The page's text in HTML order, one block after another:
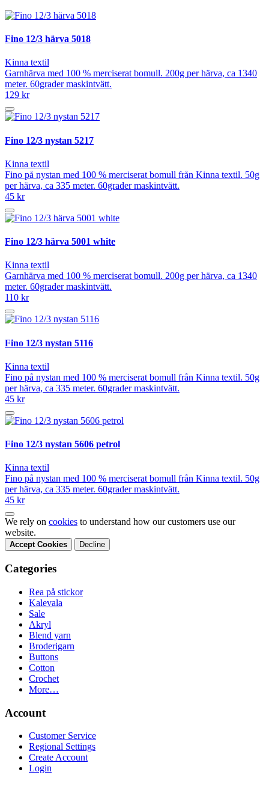
Fino 12/3 härva 5018
Kinna textil
Garnhärva med 100 % merciserat bomull. 200g per härva, ca 1340
meter. 60grader maskintvätt.
129 kr
Fino 12/3 nystan 5217
Kinna textil
Fino på nystan med 100 % merciserat bomull från Kinna textil. 50g
per härva, ca 335 meter. 60grader maskintvätt.
45 kr
Fino 12/3 härva 5001 white
Kinna textil
Garnhärva med 100 % merciserat bomull. 200g per härva, ca 1340
meter. 60grader maskintvätt.
110 kr
Fino 12/3 nystan 5116
Kinna textil
Fino på nystan med 100 % merciserat bomull från Kinna textil. 50g
per härva, ca 335 meter. 60grader maskintvätt.
45 kr
Fino 12/3 nystan 5606 petrol
Kinna textil
Fino på nystan med 100 % merciserat bomull från Kinna textil. 50g
per härva, ca 335 meter. 60grader maskintvätt.
45 kr
We rely on cookies to understand how our customers use our
website.
Accept Cookies Decline
Categories
Rea på stickor
Kalevala
Sale
Akryl
Blend yarn
Broderigarn
Buttons
Cotton
Crochet
More…
Account
Customer Service
Regional Settings
Create Account
Login